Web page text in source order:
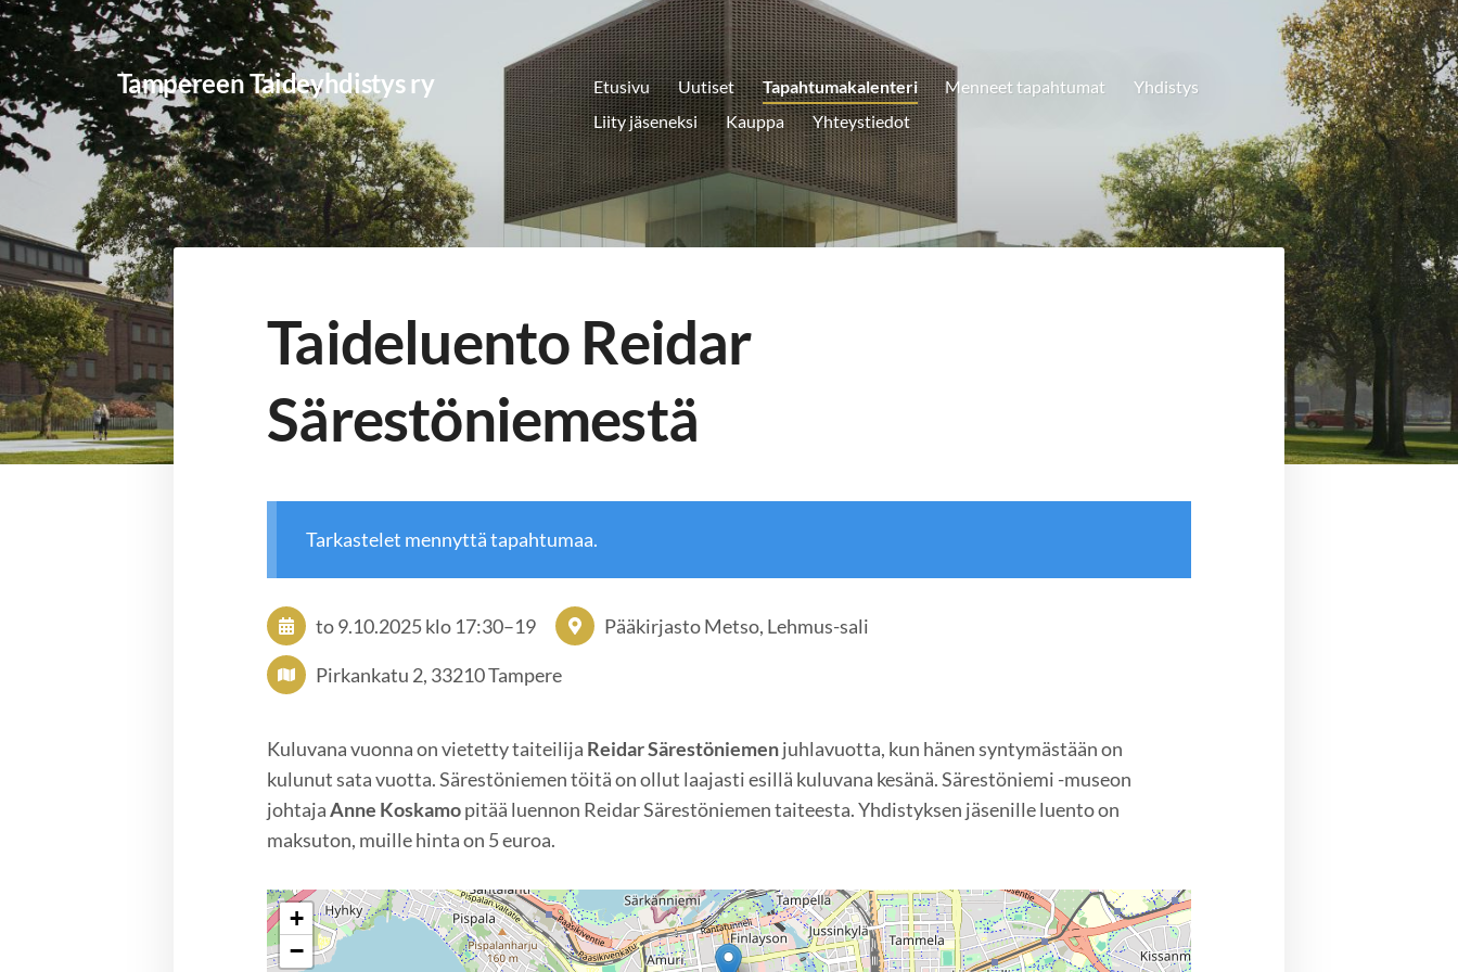
Siirry
sivun
sisältöön
Tampereen Taideyhdistys ry Etusivu Uutiset Tapahtumakalenteri Menneet tapahtumat
Yhdistys
Liity jäseneksi
Kauppa Yhteystiedot
Taideluento Reidar
Särestöniemestä
Tarkastelet mennyttä tapahtumaa.
to 9.10.2025klo 17:30–19 Pääkirjasto Metso, Lehmus-sali
Pirkankatu 2, 33210 Tampere
Kuluvana vuonna on vietetty taiteilija Reidar Särestöniemenjuhlavuotta, kun hänen syntymästään on
kulunut sata vuotta. Särestöniemen töitä on ollut laajasti esillä kuluvana kesänä. Särestöniemi -museon
johtajaAnne Koskamopitää luennon Reidar Särestöniemen taiteesta. Yhdistyksen jäsenille luento on
maksuton, muille hinta on 5 euroa.
+
−